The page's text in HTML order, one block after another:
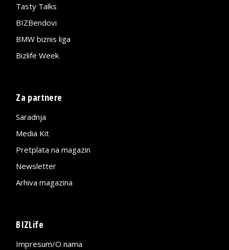
Tasty Talks
BIZBendovi
BMW biznis liga
Bizlife Week
Za partnere
Saradnja
Media Kit
Pretplata na magazin
Newsletter
Arhiva magazina
BIZLife
Impresum/O nama